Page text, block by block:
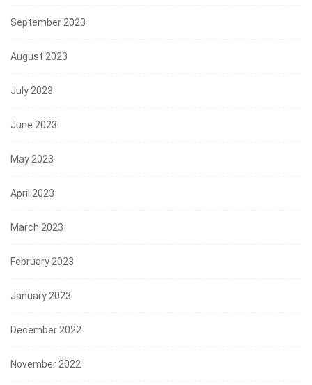
September 2023
August 2023
July 2023
June 2023
May 2023
April 2023
March 2023
February 2023
January 2023
December 2022
November 2022